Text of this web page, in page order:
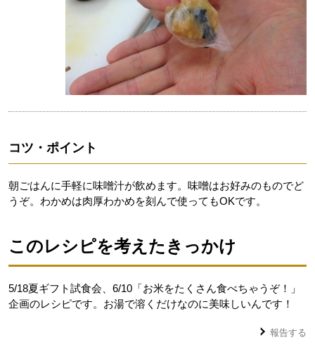
コツ・ポイント
朝ごはんに手軽に味噌汁が飲めます。味噌はお好みのものでど
うぞ。わかめは肉厚わかめを刻んで使ってもOKです。
このレシピを考えたきっかけ
5/18夏ギフト試食会、6/10「お米をたくさん食べちゃうぞ！」
企画のレシピです。お湯で溶くだけなのに美味しいんです！
報告する